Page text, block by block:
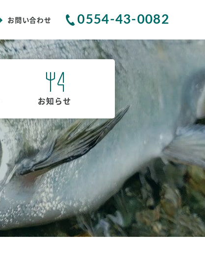
お問い合わせ 0554-43-0082
お知らせ